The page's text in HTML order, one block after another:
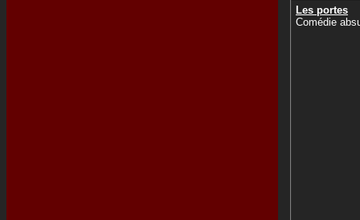
Les portes
Comédie